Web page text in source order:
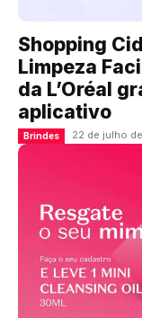
Shopping
Limpeza
da L’Oréal
aplicativo
Brindes 22 de julho